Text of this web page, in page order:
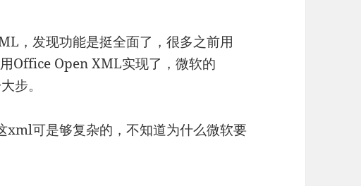
，发现功能是挺全面了，很多之前用
Office Open XML实现了，微软的
步。
xml可是够复杂的，不知道为什么微软要